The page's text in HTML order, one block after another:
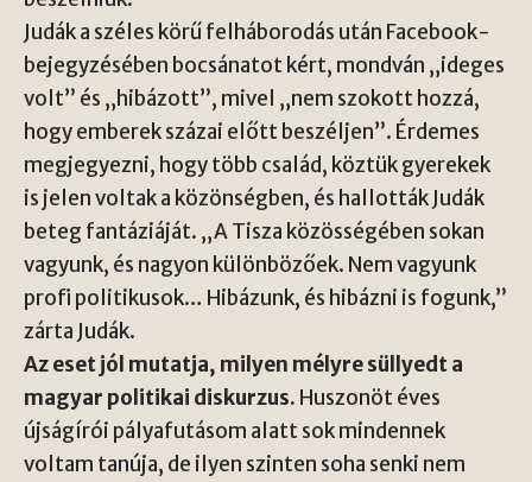
Judák a széles körű felháborodás után Facebook-
bejegyzésében bocsánatot kért, mondván „ideges
volt” és „hibázott”, mivel „nem szokott hozzá,
hogy emberek százai előtt beszéljen”. Érdemes
megjegyezni, hogy több család, köztük gyerekek
is jelen voltak a közönségben, és hallották Judák
beteg fantáziáját. „A Tisza közösségében sokan
vagyunk, és nagyon különbözőek. Nem vagyunk
profi politikusok… Hibázunk, és hibázni is fogunk,”
zárta Judák.
Az eset jól mutatja, milyen mélyre süllyedt a
magyar politikai diskurzus. Huszonöt éves
újságírói pályafutásom alatt sok mindennek
voltam tanúja, de ilyen szinten soha senki nem